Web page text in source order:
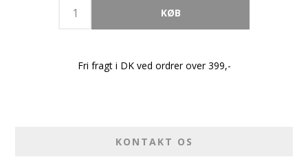
Fri fragt i DK ved ordrer over 399,-
KONTAKT OS